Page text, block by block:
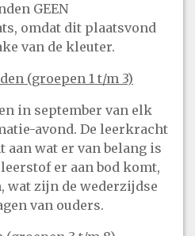
GEEN
omdat dit plaatsvond
van de kleuter.
(groepen 1 t/m 3)
in september van elk
avond. De leerkracht
aan wat er van belang is
er aan bod komt,
wat zijn de wederzijdse
van ouders.